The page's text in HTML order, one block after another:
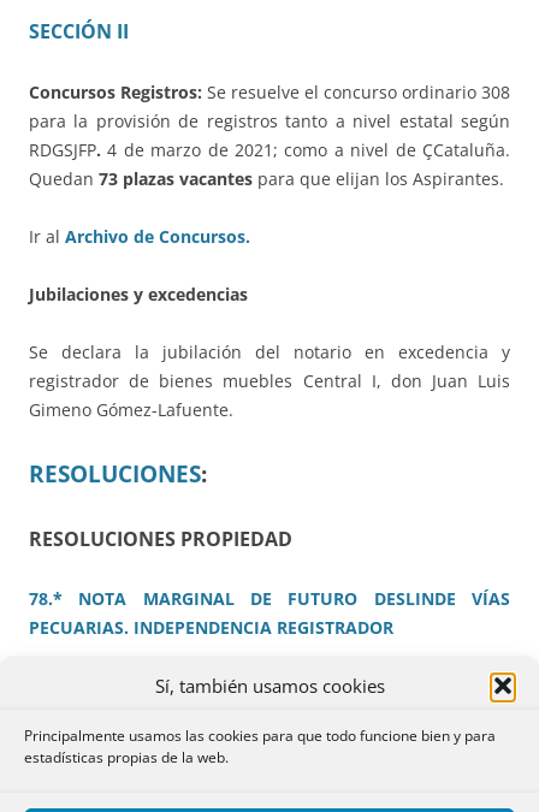
Sí, también usamos cookies
Principalmente usamos las cookies para que todo funcione bien y para
estadísticas propias de la web.
SECCIÓN II
Concursos Registros: Se resuelve el concurso ordinario 308
para la provisión de registros tanto a nivel estatal según
RDGSJFP. 4 de marzo de 2021; como a nivel de ÇCataluña.
Quedan 73 plazas vacantes para que elijan los Aspirantes.
Ir al Archivo de Concursos.
Jubilaciones y excedencias
Se declara la jubilación del notario en excedencia y
registrador de bienes muebles Central I, don Juan Luis
Gimeno Gómez-Lafuente.
RESOLUCIONES:
RESOLUCIONES PROPIEDAD
78.* NOTA MARGINAL DE FUTURO DESLINDE VÍAS
PECUARIAS. INDEPENDENCIA REGISTRADOR
Reitera numerosas RR según las cuales No cabe practicar
advertir a terceros de dicha colindancia, sin que ni
siquiera se haya iniciado el procedimiento de deslinde.